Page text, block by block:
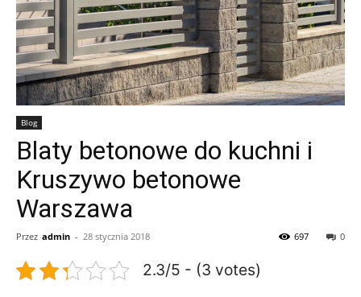
Blog
Blaty betonowe do kuchni i
Kruszywo betonowe
Warszawa
Przez admin - 28 stycznia 2018 0
697
2.3/5 - (3 votes)